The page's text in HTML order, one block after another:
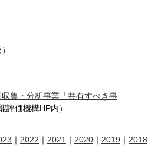
集・分析事業「共有すべき事
評価機構HP内）
｜ 2022 ｜ 2021 ｜ 2020 ｜ 2019 ｜ 2018